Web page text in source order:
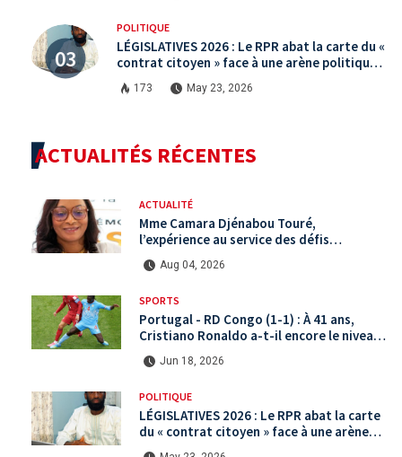
POLITIQUE
LÉGISLATIVES 2026 : Le RPR abat la carte du «
contrat citoyen » face à une arène politique
saturée.
173 May 23, 2026
ACTUALITÉS RÉCENTES
ACTUALITÉ
Mme Camara Djénabou Touré,
l’expérience au service des défis
territoriaux sous la 5ème République
Aug 04, 2026
SPORTS
Portugal - RD Congo (1-1) : À 41 ans,
Cristiano Ronaldo a-t-il encore le niveau
international ?
Jun 18, 2026
POLITIQUE
LÉGISLATIVES 2026 : Le RPR abat la carte
du « contrat citoyen » face à une arène
politique saturée.